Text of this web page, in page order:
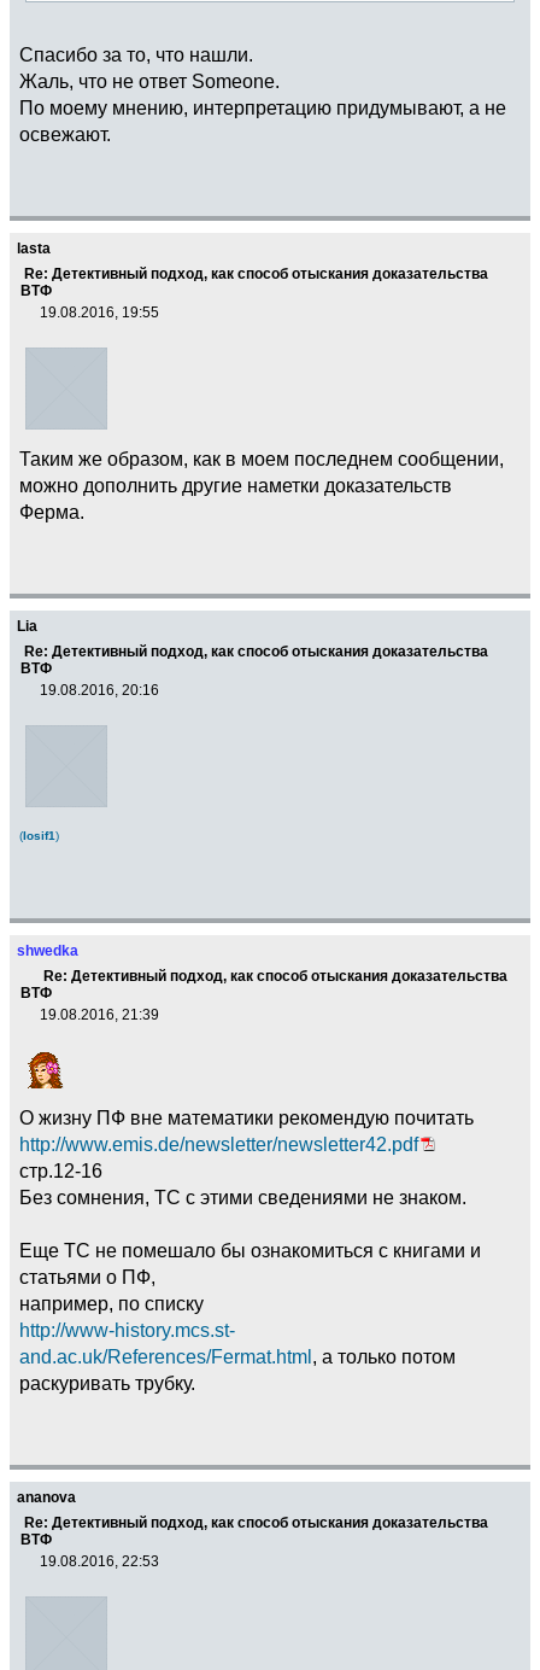
Спасибо за то, что нашли.
Жаль, что не ответ Someone.
По моему мнению, интерпретацию придумывают, а не
освежают.
lasta
Re: Детективный подход, как способ отыскания доказательства
ВТФ
19.08.2016, 19:55
Таким же образом, как в моем последнем сообщении,
можно дополнить другие наметки доказательств
Ферма.
Lia
Re: Детективный подход, как способ отыскания доказательства
ВТФ
19.08.2016, 20:16
(Iosif1)
shwedka
Re: Детективный подход, как способ отыскания доказательства
ВТФ
19.08.2016, 21:39
О жизну ПФ вне математики рекомендую почитать
http://www.emis.de/newsletter/newsletter42.pdf
стр.12-16
Без сомнения, ТС с этими сведениями не знаком.
Еще ТС не помешало бы ознакомиться с книгами и
статьями о ПФ,
например, по списку
http://www-history.mcs.st-
and.ac.uk/References/Fermat.html, а только потом
раскуривать трубку.
ananova
Re: Детективный подход, как способ отыскания доказательства
ВТФ
19.08.2016, 22:53